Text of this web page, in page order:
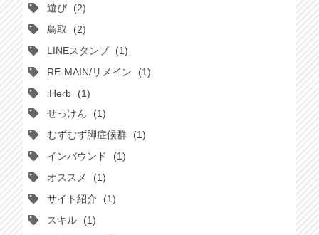
遊び
2
鳥取
2
LINEスタンプ
1
RE-MAIN/リメイン
1
iHerb
1
せっけん
1
むずむず脚症候群
1
インバウンド
1
オススメ
1
サイト紹介
1
スキル
1